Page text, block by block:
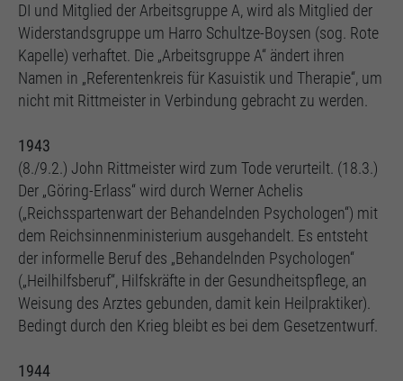
DI und Mitglied der Arbeitsgruppe A, wird als Mitglied der
Widerstandsgruppe um Harro Schultze-Boysen (sog. Rote
Kapelle) verhaftet. Die „Arbeitsgruppe A“ ändert ihren
Namen in „Referentenkreis für Kasuistik und Therapie“, um
nicht mit Rittmeister in Verbindung gebracht zu werden.
1943
(8./9.2.) John Rittmeister wird zum Tode verurteilt. (18.3.)
Der „Göring-Erlass“ wird durch Werner Achelis
(„Reichsspartenwart der Behandelnden Psychologen“) mit
dem Reichsinnenministerium ausgehandelt. Es entsteht
der informelle Beruf des „Behandelnden Psychologen“
(„Heilhilfsberuf“, Hilfskräfte in der Gesundheitspflege, an
Weisung des Arztes gebunden, damit kein Heilpraktiker).
Bedingt durch den Krieg bleibt es bei dem Gesetzentwurf.
1944